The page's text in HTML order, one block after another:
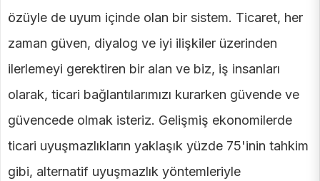
özüyle de uyum içinde olan bir sistem. Ticaret, her
zaman güven, diyalog ve iyi ilişkiler üzerinden
ilerlemeyi gerektiren bir alan ve biz, iş insanları
olarak, ticari bağlantılarımızı kurarken güvende ve
güvencede olmak isteriz. Gelişmiş ekonomilerde
ticari uyuşmazlıkların yaklaşık yüzde 75'inin tahkim
gibi, alternatif uyuşmazlık yöntemleriyle